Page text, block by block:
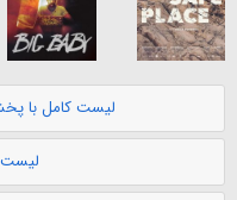
لیست کامل با
لیست